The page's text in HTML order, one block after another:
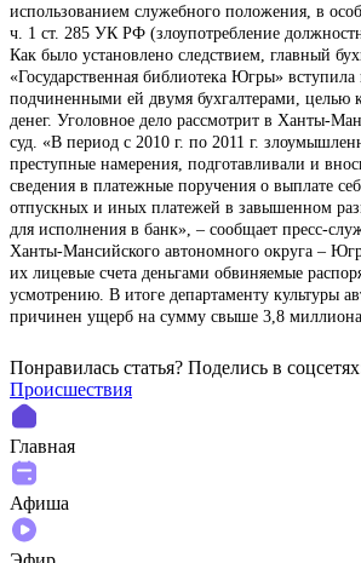
использованием служебного положения, в
ч. 1 ст. 285 УК РФ (злоупотребление
Как было установлено следствием, главный
«Государственная библиотека Югры»
подчиненными ей двумя бухгалтерами, целью
денег. Уголовное дело рассмотрит в Ханты-
суд. «В период с 2010 г. по 2011 г.
преступные намерения, подготавливали и
сведения в платежные поручения о выплате
отпускных и иных платежей в завышенном
для исполнения в банк», – сообщает пресс-
Ханты-Мансийского автономного округа –
их лицевые счета деньгами обвиняемые
усмотрению. В итоге департаменту культуры
причинен ущерб на сумму свыше 3,8 миллиона
Понравилась статья? Поделиcь в
Происшествия
Главная
Афиша